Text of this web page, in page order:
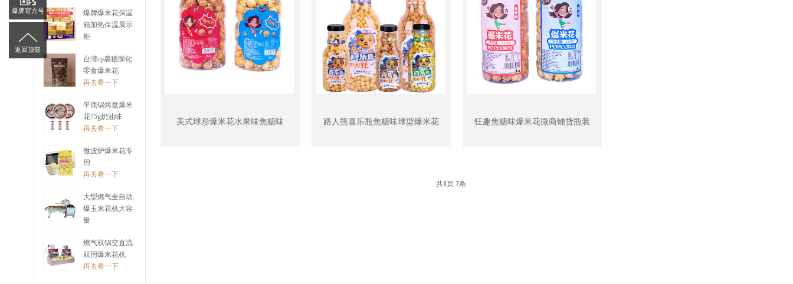
爆牌爆米花保温
箱加热保温展示
柜
台湾cp裹糖膨化
零食爆米花
再去看一下
平底锅烤盘爆米
花75g奶油味
再去看一下
微波炉爆米花专
用
再去看一下
大型燃气全自动
爆玉米花机大容
量
燃气双锅交直流
双用爆米花机
再去看一下
美式球形爆米花水果味焦糖味 路人熊喜乐瓶焦糖味球型爆米花 狂趣焦糖味爆米花微商铺货瓶装
共1页 7条
爆牌官方号
返回顶部